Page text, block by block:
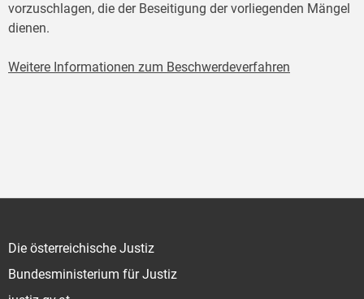
vorzuschlagen, die der Beseitigung der vorliegenden Mängel
dienen.
Weitere Informationen zum Beschwerdeverfahren
Die österreichische Justiz
Bundesministerium für Justiz